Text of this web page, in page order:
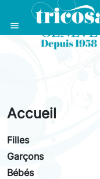
menu
Accueil
Filles
Garçons
Bébés